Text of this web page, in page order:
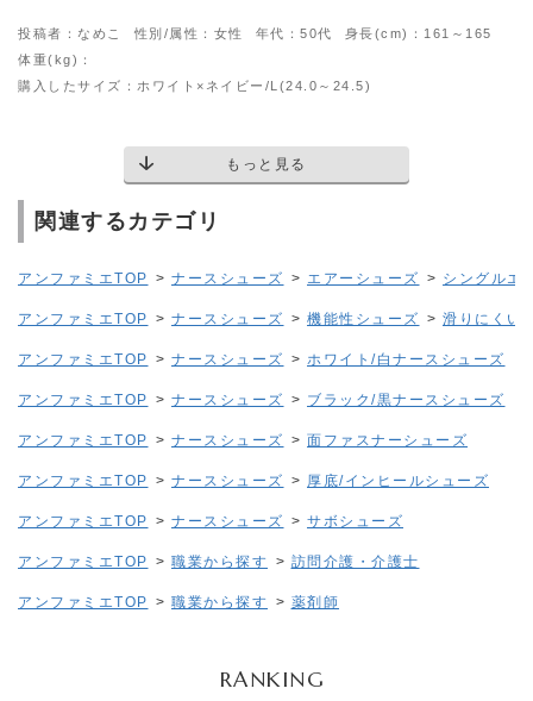
投稿者：なめこ 性別/属性：女性 年代：50代
身長(cm)：161～165
体重(kg)：
購入したサイズ：ホワイト×ネイビー/L(24.0～24.5)
もっと見る
関連するカテゴリ
アンファミエTOP > ナースシューズ > エアーシューズ > シングルエ
アンファミエTOP > ナースシューズ > 機能性シューズ > 滑りにくい
アンファミエTOP > ナースシューズ > ホワイト/白ナースシューズ
アンファミエTOP > ナースシューズ > ブラック/黒ナースシューズ
アンファミエTOP > ナースシューズ > 面ファスナーシューズ
アンファミエTOP > ナースシューズ > 厚底/インヒールシューズ
アンファミエTOP > ナースシューズ > サボシューズ
アンファミエTOP > 職業から探す > 訪問介護・介護士
アンファミエTOP > 職業から探す > 薬剤師
RANKING